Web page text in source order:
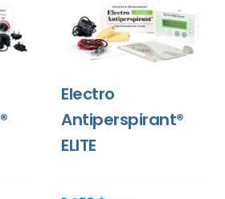
Electro
Antiperspirant®
ELITE